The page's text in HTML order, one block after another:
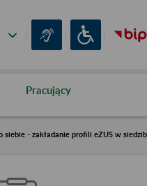
Pracujący
siebie - zakładanie profili eZUS w